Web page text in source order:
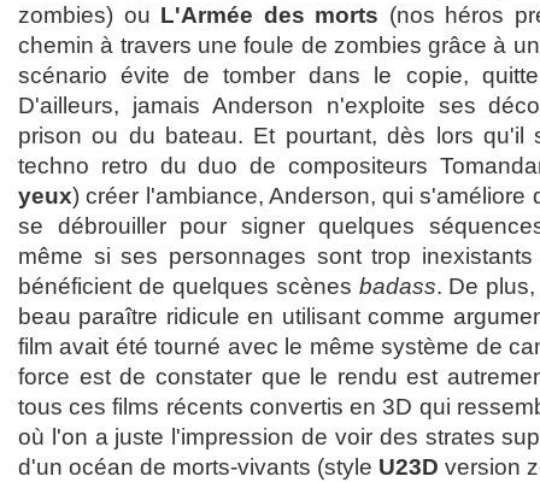
zombies) ou L'Armée des morts (nos héros
chemin à travers une foule de zombies grâce à
scénario évite de tomber dans le copie,
D'ailleurs, jamais Anderson n'exploite ses
prison ou du bateau. Et pourtant, dès lors qu'il
techno retro du duo de compositeurs
yeux) créer l'ambiance, Anderson, qui s'améliore
se débrouiller pour signer quelques
même si ses personnages sont trop
bénéficient de quelques scènes badass. De
beau paraître ridicule en utilisant comme
film avait été tourné avec le même système de
force est de constater que le rendu est
tous ces films récents convertis en 3D qui
où l'on a juste l'impression de voir des strates
d'un océan de morts-vivants (style U23D version